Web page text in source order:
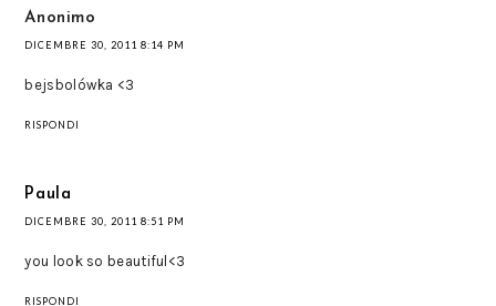
Anonimo
DICEMBRE 30, 2011 8:14 PM
bejsbolówka <3
RISPONDI
Paula
DICEMBRE 30, 2011 8:51 PM
you look so beautiful<3
RISPONDI